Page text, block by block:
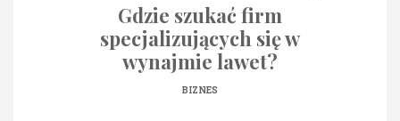
Gdzie szukać firm
specjalizujących się w
wynajmie lawet?
BIZNES